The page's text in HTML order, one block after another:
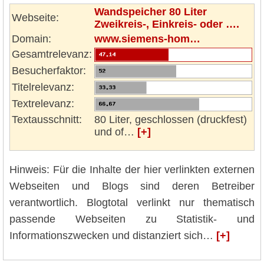
Webseite:
Wandspeicher 80 Liter
Zweikreis-, Einkreis- oder ….
Domain:
www.siemens-hom…
Gesamtrelevanz:
Besucherfaktor:
Titelrelevanz:
Textrelevanz:
Textausschnitt:
80 Liter, geschlossen (druckfest)
und of… [+]
Hinweis: Für die Inhalte der hier verlinkten externen
Webseiten und Blogs sind deren Betreiber
verantwortlich. Blogtotal verlinkt nur thematisch
passende Webseiten zu Statistik- und
Informationszwecken und distanziert sich… [+]